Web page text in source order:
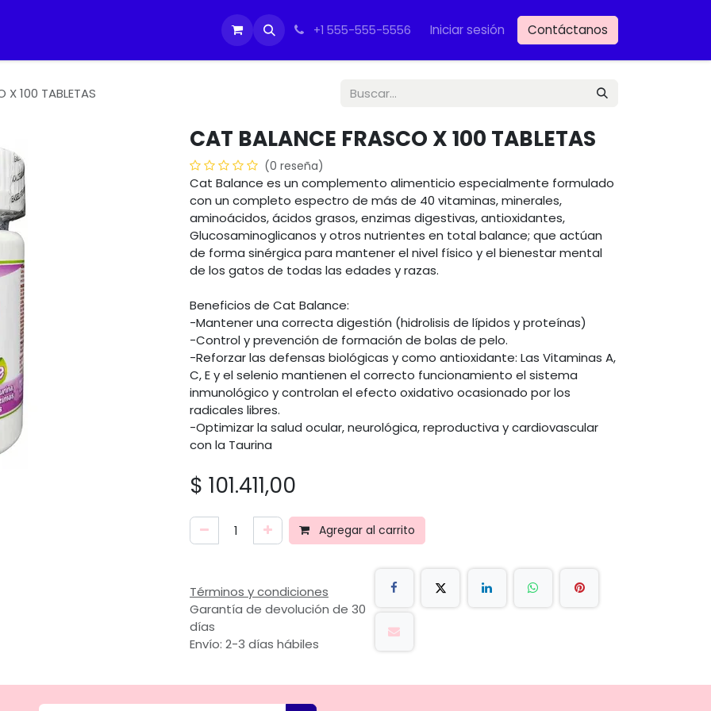
Ayuda Ayuda IMOVET
+1 555-555-5556 Iniciar sesión Contáctanos
X 100 TABLETAS
CAT BALANCE FRASCO X 100 TABLETAS
(0 reseña)
Cat Balance es un complemento alimenticio especialmente formulado
con un completo espectro de más de 40 vitaminas, minerales,
aminoácidos, ácidos grasos, enzimas digestivas, antioxidantes,
Glucosaminoglicanos y otros nutrientes en total balance; que actúan
de forma sinérgica para mantener el nivel físico y el bienestar mental
de los gatos de todas las edades y razas.
Beneficios de Cat Balance:
-Mantener una correcta digestión (hidrolisis de lípidos y proteínas)
-Control y prevención de formación de bolas de pelo.
-Reforzar las defensas biológicas y como antioxidante: Las Vitaminas A,
C, E y el selenio mantienen el correcto funcionamiento el sistema
inmunológico y controlan el efecto oxidativo ocasionado por los
radicales libres.
-Optimizar la salud ocular, neurológica, reproductiva y cardiovascular
con la Taurina
$ 101.411,00
Agregar al carrito
Términos y condiciones
Garantía de devolución de 30
días
Envío: 2-3 días hábiles